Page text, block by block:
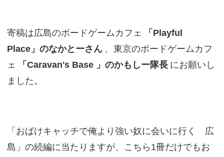
寄稿は広島のボードゲームカフェ
「Playful
Place」のなかとーさん 、東京のボードゲームカフ
ェ
「Caravan's Base 」のかもしー隊長 にお願いし
ました。
「おばけキャッチで俺より強い奴に会いに行く 広
島」の続編に当たりますが、こちら1冊だけでもお